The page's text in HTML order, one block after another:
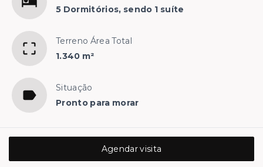
5 Dormitórios, sendo 1 suíte
Terreno Área Total
1.340 m²
Situação
Pronto para morar
Agendar visita